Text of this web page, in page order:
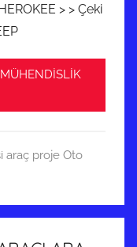
> > Çeki
araç proje Oto